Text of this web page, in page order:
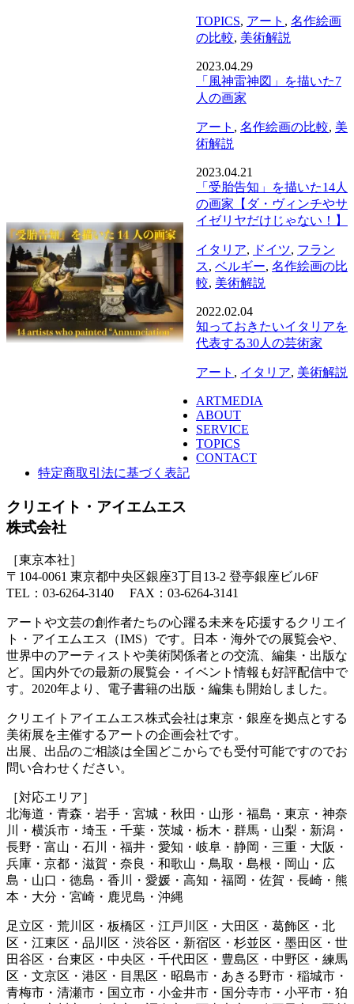
TOPICS, アート , 名作絵画
の比較, 美術解説
2023.04.29
「風神雷神図」を描いた7
人の画家
アート , 名作絵画の比較, 美
術解説
2023.04.21
「受胎告知」を描いた14人
の画家【ダ・ヴィンチやサ
イゼリヤだけじゃない！】
イタリア, ドイツ, フラン
ス, ベルギー, 名作絵画の比
較, 美術解説
2022.02.04
知っておきたいイタリアを
代表する30人の芸術家
アート , イタリア, 美術解説
ARTMEDIA
ABOUT
SERVICE
TOPICS
CONTACT
特定商取引法に基づく表記
クリエイト・アイエムエス
株式会社
［東京本社］
〒104-0061 東京都中央区銀座3丁目13-2 登亭銀座ビル6F
TEL：03-6264-3140 FAX：03-6264-3141
アートや文芸の創作者たちの心躍る未来を応援するクリエイ
ト・アイエムエス（IMS）です。日本・海外での展覧会や、
世界中のアーティストや美術関係者との交流、編集・出版な
ど。国内外での最新の展覧会・イベント情報も好評配信中で
す。2020年より、電子書籍の出版・編集も開始しました。
クリエイトアイエムエス株式会社は東京・銀座を拠点とする
美術展を主催するアートの企画会社です。
出展、出品のご相談は全国どこからでも受付可能ですのでお
問い合わせください。
［対応エリア］
北海道・青森・岩手・宮城・秋田・山形・福島・東京・神奈
川・横浜市・埼玉・千葉・茨城・栃木・群馬・山梨・新潟・
長野・富山・石川・福井・愛知・岐阜・静岡・三重・大阪・
兵庫・京都・滋賀・奈良・和歌山・鳥取・島根・岡山・広
島・山口・徳島・香川・愛媛・高知・福岡・佐賀・長崎・熊
本・大分・宮崎・鹿児島・沖縄
足立区・荒川区・板橋区・江戸川区・大田区・葛飾区・北
区・江東区・品川区・渋谷区・新宿区・杉並区・墨田区・世
田谷区・台東区・中央区・千代田区・豊島区・中野区・練馬
区・文京区・港区・目黒区・昭島市・あきる野市・稲城市・
青梅市・清瀬市・国立市・小金井市・国分寺市・小平市・狛